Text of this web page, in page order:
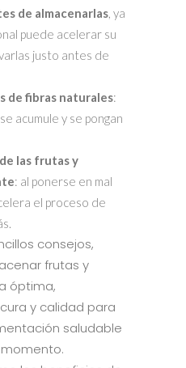
de almacenarlas, ya
puede acelerar su
justo antes de
de fibras naturales:
acumule y se pongan
las frutas y
: al ponerse en mal
el proceso de
consejos,
frutas y
óptima,
y calidad para
saludable